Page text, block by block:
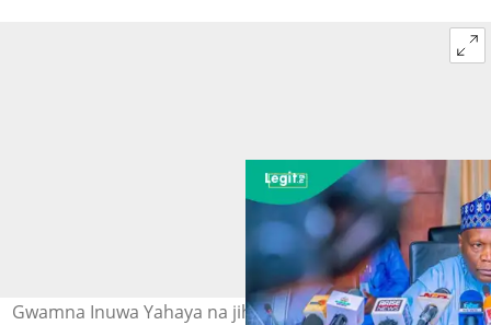
Gwamna Inuwa Yahaya na jihar Gombe. Hoto: Ismaila